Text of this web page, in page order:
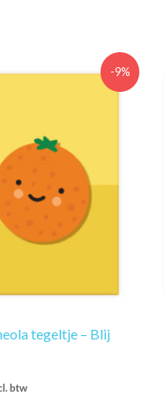
-9%
tegeltje – Blij
btw